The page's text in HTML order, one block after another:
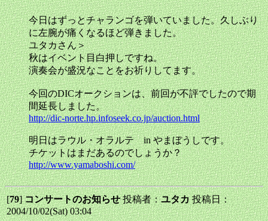
今日はずっとチャランゴを弾いていました。久しぶり
に左腕が痛くなるほど弾きました。
ユタカさん＞
秋はイベント目白押しですね。
演奏会が盛況なことをお祈りしてます。
今回のDICオークションは、前回が不評でしたので期
間延長しました。
http://dic-norte.hp.infoseek.co.jp/auction.html
明日はラウル・オラルテ in やまぼうしです。
チケットはまだあるのでしょうか？
http://www.yamaboshi.com/
[79]コンサートのお知らせ投稿者：ユタカ投稿日：
2004/10/02(Sat) 03:04